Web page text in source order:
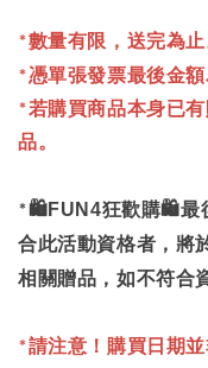
*數量有限，送完為止
*憑單張發票最後金額
*若購買商品本身已
品。
*🛍FUN4狂歡購🛍最
合此活動資格者，將
相關贈品，如不符合
*請注意！購買日期